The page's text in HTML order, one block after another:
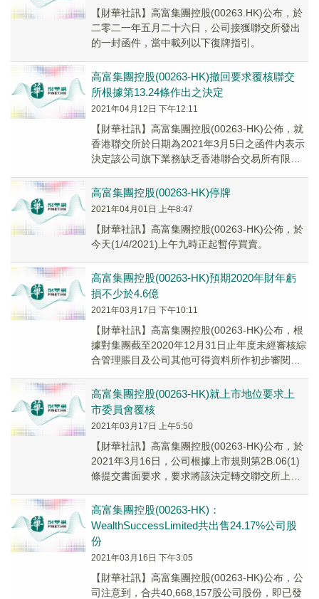
【財華社訊】高富集團控股(00263.HK)公布，於
二零二一年五月二十六日，公司接獲聯交所發出
的一封函件，當中載列以下復牌指引。
高富集團控股(00263-HK)撤回要求覆核聯交
所根據第13.24條作出之決定
2021年04月12日 下午12:11
【財華社訊】高富集團控股(00263-HK)公佈，就
香港聯交所於日期為2021年3月5日之函件内表示
決定該公司旗下業務缺乏香港聯合交易所有限公
高富集團控股(00263-HK)停牌
2021年04月01日 上午8:47
【財華社訊】高富集團控股(00263-HK)公佈，於
今天(1/4/2021)上午九時正起暫停買賣。
高富集團控股(00263-HK)預期2020年財年虧
損不少於4.6億
2021年03月17日 下午10:11
【財華社訊】高富集團控股(00263-HK)公布，根
據對集團截至2020年12月31日止年度未經審核綜
合管理賬目及公司其他可得資料所作初步審閱，
高富集團控股(00263-HK)就上市地位要求上
市委員會覆核
2021年03月17日 上午5:50
【財華社訊】高富集團控股(00263-HK)公布，於
2021年3月16日，公司根據上市規則第2B.06(1)
條提交書面要求，要求將該決定轉交聯交所上市
高富集團控股(00263-HK)：
WealthSuccessLimited共出售24.17%公司股
份
2021年03月16日 下午3:05
【財華社訊】高富集團控股(00263-HK)公布，公
司注意到，合共40,668,157股公司股份，即已發